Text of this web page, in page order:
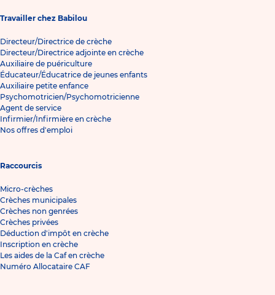
Travailler chez Babilou
Directeur/Directrice de crèche
Directeur/Directrice adjointe en crèche
Auxiliaire de puériculture
Éducateur/Éducatrice de jeunes enfants
Auxiliaire petite enfance
Psychomotricien/Psychomotricienne
Agent de service
Infirmier/Infirmière en crèche
Nos offres d'emploi
Raccourcis
Micro-crèches
Crèches municipales
Crèches non genrées
Crèches privées
Déduction d'impôt en crèche
Inscription en crèche
Les aides de la Caf en crèche
Numéro Allocataire CAF